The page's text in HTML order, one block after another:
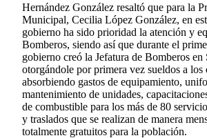
Hernández González resaltó que para la
Municipal, Cecilia López González, en
gobierno ha sido prioridad la atención y
Bomberos, siendo así que durante el
gobierno creó la Jefatura de Bomberos en
otorgándole por primera vez sueldos a los
absorbiendo gastos de equipamiento,
mantenimiento de unidades,
de combustible para los más de 80
y traslados que se realizan de manera
totalmente gratuitos para la población.